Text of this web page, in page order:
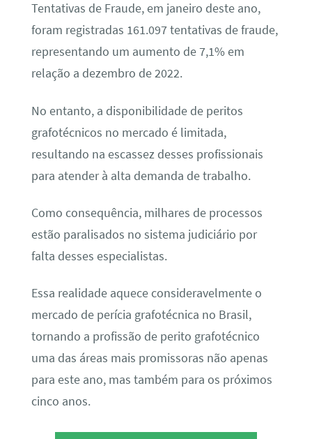
Tentativas de Fraude, em janeiro deste ano,
foram registradas 161.097 tentativas de fraude,
representando um aumento de 7,1% em
relação a dezembro de 2022.
No entanto, a disponibilidade de peritos
grafotécnicos no mercado é limitada,
resultando na escassez desses profissionais
para atender à alta demanda de trabalho.
Como consequência, milhares de processos
estão paralisados no sistema judiciário por
falta desses especialistas.
Essa realidade aquece consideravelmente o
mercado de perícia grafotécnica no Brasil,
tornando a profissão de perito grafotécnico
uma das áreas mais promissoras não apenas
para este ano, mas também para os próximos
cinco anos.